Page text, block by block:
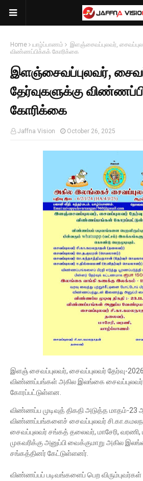
Home யாழ்ப்பாணம்
இளஞ்சைவப்புலவர்,
விண்ணப்பிக்கக் கோரிக்கை
இளஞ்சைவப்புலவர்,
தேர்வுகளுக்கு
கோரிக்கை
Jaffna Vision October 26, 2025
இளஞ் சைவப்புலவர், சைவப்புலவர் தேர்வு-2026
விண்ணப்பங்கள் அகில இலங்கை
கோரப்பட்டுள்ளன.
விண்ணப்ப முடிவுத் திகதி அடுத்த மாதம்-23
விண்ணப்பங்களைச் சைவப்புலவர்
சைவப்புலவர் சங்கத் தலைவர், மாசேரி,
முகவரிக்கு அனுப்பி வைக்குமாறு அகில
சங்கத்தினர் கேட்டுள்ளனர்.
விண்ணப்பப் படிவங்களைப் பெற விரும்புவர்கள்